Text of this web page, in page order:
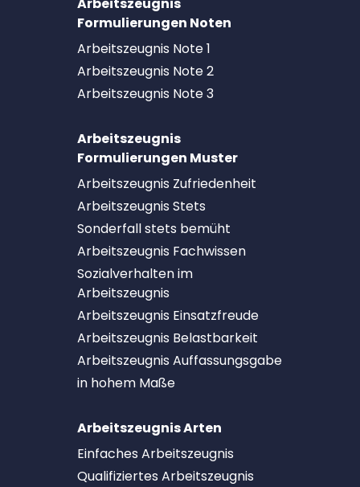
Arbeitszeugnis
Formulierungen Noten
Arbeitszeugnis Note 1
Arbeitszeugnis Note 2
Arbeitszeugnis Note 3
Arbeitszeugnis
Formulierungen Muster
Arbeitszeugnis Zufriedenheit
Arbeitszeugnis Stets
Sonderfall stets bemüht
Arbeitszeugnis Fachwissen
Sozialverhalten im
Arbeitszeugnis
Arbeitszeugnis Einsatzfreude
Arbeitszeugnis Belastbarkeit
Arbeitszeugnis Auffassungsgabe
in hohem Maße
Arbeitszeugnis Arten
Einfaches Arbeitszeugnis
Qualifiziertes Arbeitszeugnis